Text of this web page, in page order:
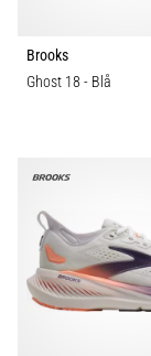
ett
mycket
löpare
av.
Vad…
Brooks
Ghost 18 - Blå